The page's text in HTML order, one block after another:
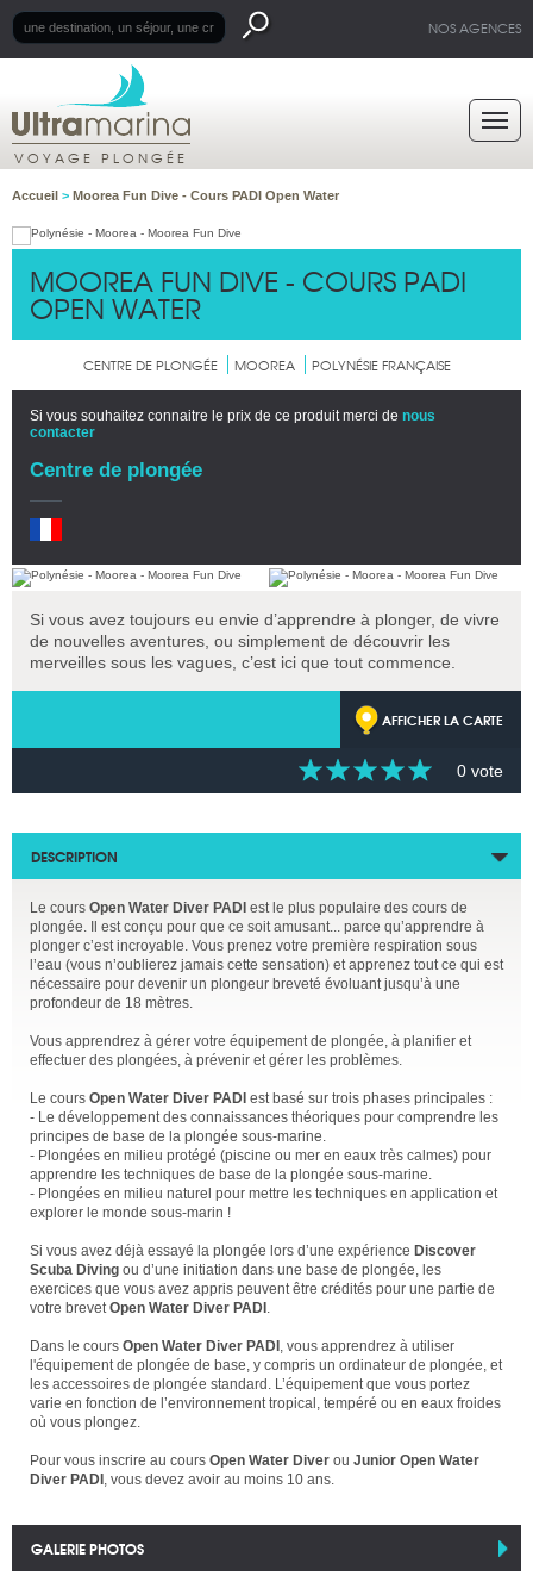
NOS AGENCES
VOYAGE PLONGÉE
Accueil > Moorea Fun Dive - Cours PADI Open Water
MOOREA FUN DIVE - COURS PADI
OPEN WATER
CENTRE DE PLONGÉE MOOREA POLYNÉSIE FRANÇAISE
Si vous souhaitez connaitre le prix de ce produit merci de nous
contacter
Centre de plongée
Si vous avez toujours eu envie d’apprendre à plonger, de vivre
de nouvelles aventures, ou simplement de découvrir les
merveilles sous les vagues, c’est ici que tout commence.
AFFICHER LA CARTE
0 vote
DESCRIPTION
Le cours Open Water Diver PADI est le plus populaire des cours de
plongée. Il est conçu pour que ce soit amusant... parce qu’apprendre à
plonger c’est incroyable. Vous prenez votre première respiration sous
l’eau (vous n’oublierez jamais cette sensation) et apprenez tout ce qui est
nécessaire pour devenir un plongeur breveté évoluant jusqu’à une
profondeur de 18 mètres.
Vous apprendrez à gérer votre équipement de plongée, à planifier et
effectuer des plongées, à prévenir et gérer les problèmes.
Le cours Open Water Diver PADI est basé sur trois phases principales :
- Le développement des connaissances théoriques pour comprendre les
principes de base de la plongée sous-marine.
- Plongées en milieu protégé (piscine ou mer en eaux très calmes) pour
apprendre les techniques de base de la plongée sous-marine.
- Plongées en milieu naturel pour mettre les techniques en application et
explorer le monde sous-marin !
Si vous avez déjà essayé la plongée lors d’une expérience Discover
Scuba Diving ou d’une initiation dans une base de plongée, les
exercices que vous avez appris peuvent être crédités pour une partie de
votre brevetOpen Water Diver PADI .
Dans le cours Open Water Diver PADI , vous apprendrez à utiliser
l'équipement de plongée de base, y compris un ordinateur de plongée, et
les accessoires de plongée standard. L’équipement que vous portez
varie en fonction de l’environnement tropical, tempéré ou en eaux froides
où vous plongez.
Pour vous inscrire au cours Open Water Diver ou Junior Open Water
Diver PADI , vous devez avoir au moins 10 ans.
GALERIE PHOTOS